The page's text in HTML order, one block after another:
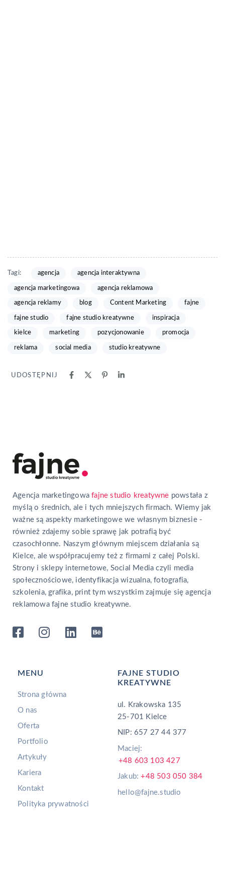
Tagi: agencja agencja interaktywna
agencja marketingowa agencja reklamowa
agencja reklamy blog Content Marketing fajne
fajne studio fajne studio kreatywne inspiracja
kielce marketing pozycjonowanie promocja
reklama social media studio kreatywne
UDOSTĘPNIJ
Agencja marketingowafajne studio kreatywne powstała z
myślą o średnich, ale i tych mniejszych firmach. Wiemy jak
ważne są aspekty marketingowe we własnym biznesie -
również zdajemy sobie sprawę jak potrafią być
czasochłonne. Naszym głównym miejscem działania są
Kielce, ale współpracujemy też z firmami z całej Polski.
Strony i sklepy internetowe, Social Media czyli media
społecznościowe, identyfikacja wizualna, fotografia,
szkolenia, grafika, print tym wszystkim zajmuje się agencja
reklamowa fajne studio kreatywne.
MENU
Strona główna
O nas
Oferta
Portfolio
Artykuły
Kariera
Kontakt
Polityka prywatności
FAJNE STUDIO
KREATYWNE
ul. Krakowska 135
25-701 Kielce
NIP: 657 27 44 377
Maciej:
+48 603 103 427
Jakub:+48 503 050 384
hello@fajne.studio